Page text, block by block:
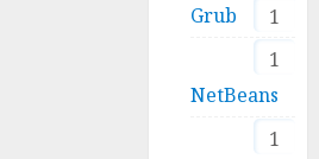
1
Grub
1
NetBeans
1